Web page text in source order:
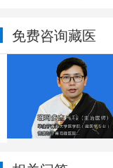
免费咨询藏医